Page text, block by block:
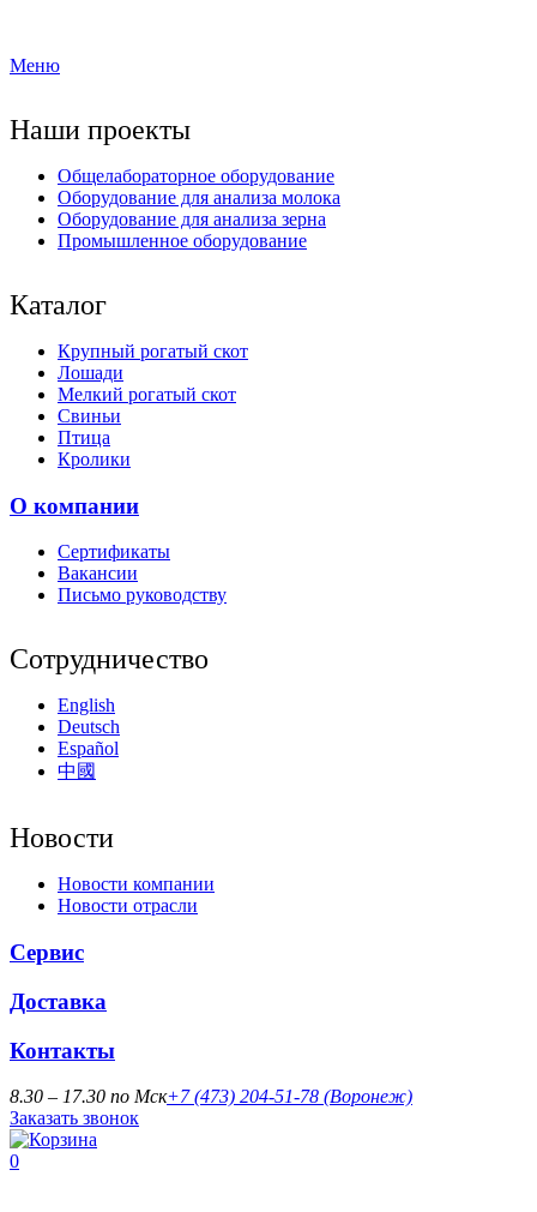
Меню
Наши проекты
Общелабораторное оборудование
Оборудование для анализа молока
Оборудование для анализа зерна
Промышленное оборудование
Каталог
Крупный рогатый скот
Лошади
Мелкий рогатый скот
Свиньи
Птица
Кролики
О компании
Сертификаты
Вакансии
Письмо руководству
Сотрудничество
English
Deutsch
Español
中國
Новости
Новости компании
Новости отрасли
Сервис
Доставка
Контакты
8.30 – 17.30 по Мск+7 (473) 204-51-78 (Воронеж)
Заказать звонок
0